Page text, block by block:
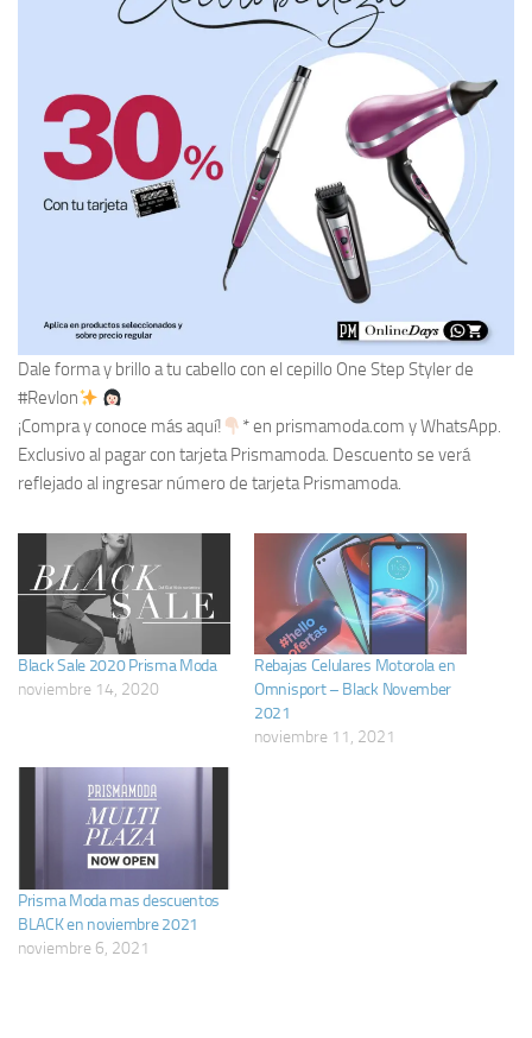
Dale forma y brillo a tu cabello con el cepillo One Step Styler de
#Revlon
¡Compra y conoce más aquí!
* en prismamoda.com y WhatsApp.
Exclusivo al pagar con tarjeta Prismamoda. Descuento se verá
reflejado al ingresar número de tarjeta Prismamoda.
Black Sale 2020 Prisma Moda
noviembre 14, 2020
Rebajas Celulares Motorola en
Omnisport – Black November
2021
noviembre 11, 2021
Prisma Moda mas descuentos
BLACK en noviembre 2021
noviembre 6, 2021